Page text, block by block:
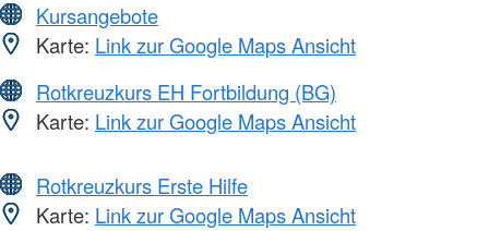
Kursangebote
Karte: Link zur Google Maps Ansicht
Rotkreuzkurs EH Fortbildung (BG)
Karte: Link zur Google Maps Ansicht
Rotkreuzkurs Erste Hilfe
Karte: Link zur Google Maps Ansicht